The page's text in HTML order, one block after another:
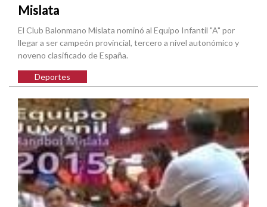
Mislata
El Club Balonmano Mislata nominó al Equipo Infantil "A" por
llegar a ser campeón provincial, tercero a nivel autonómico y
noveno clasificado de España.
Deportes